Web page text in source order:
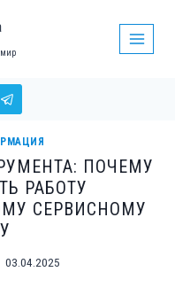
ПОЧЕМУ
РАБОТУ
СЕРВИСНОМУ
03.04.2025